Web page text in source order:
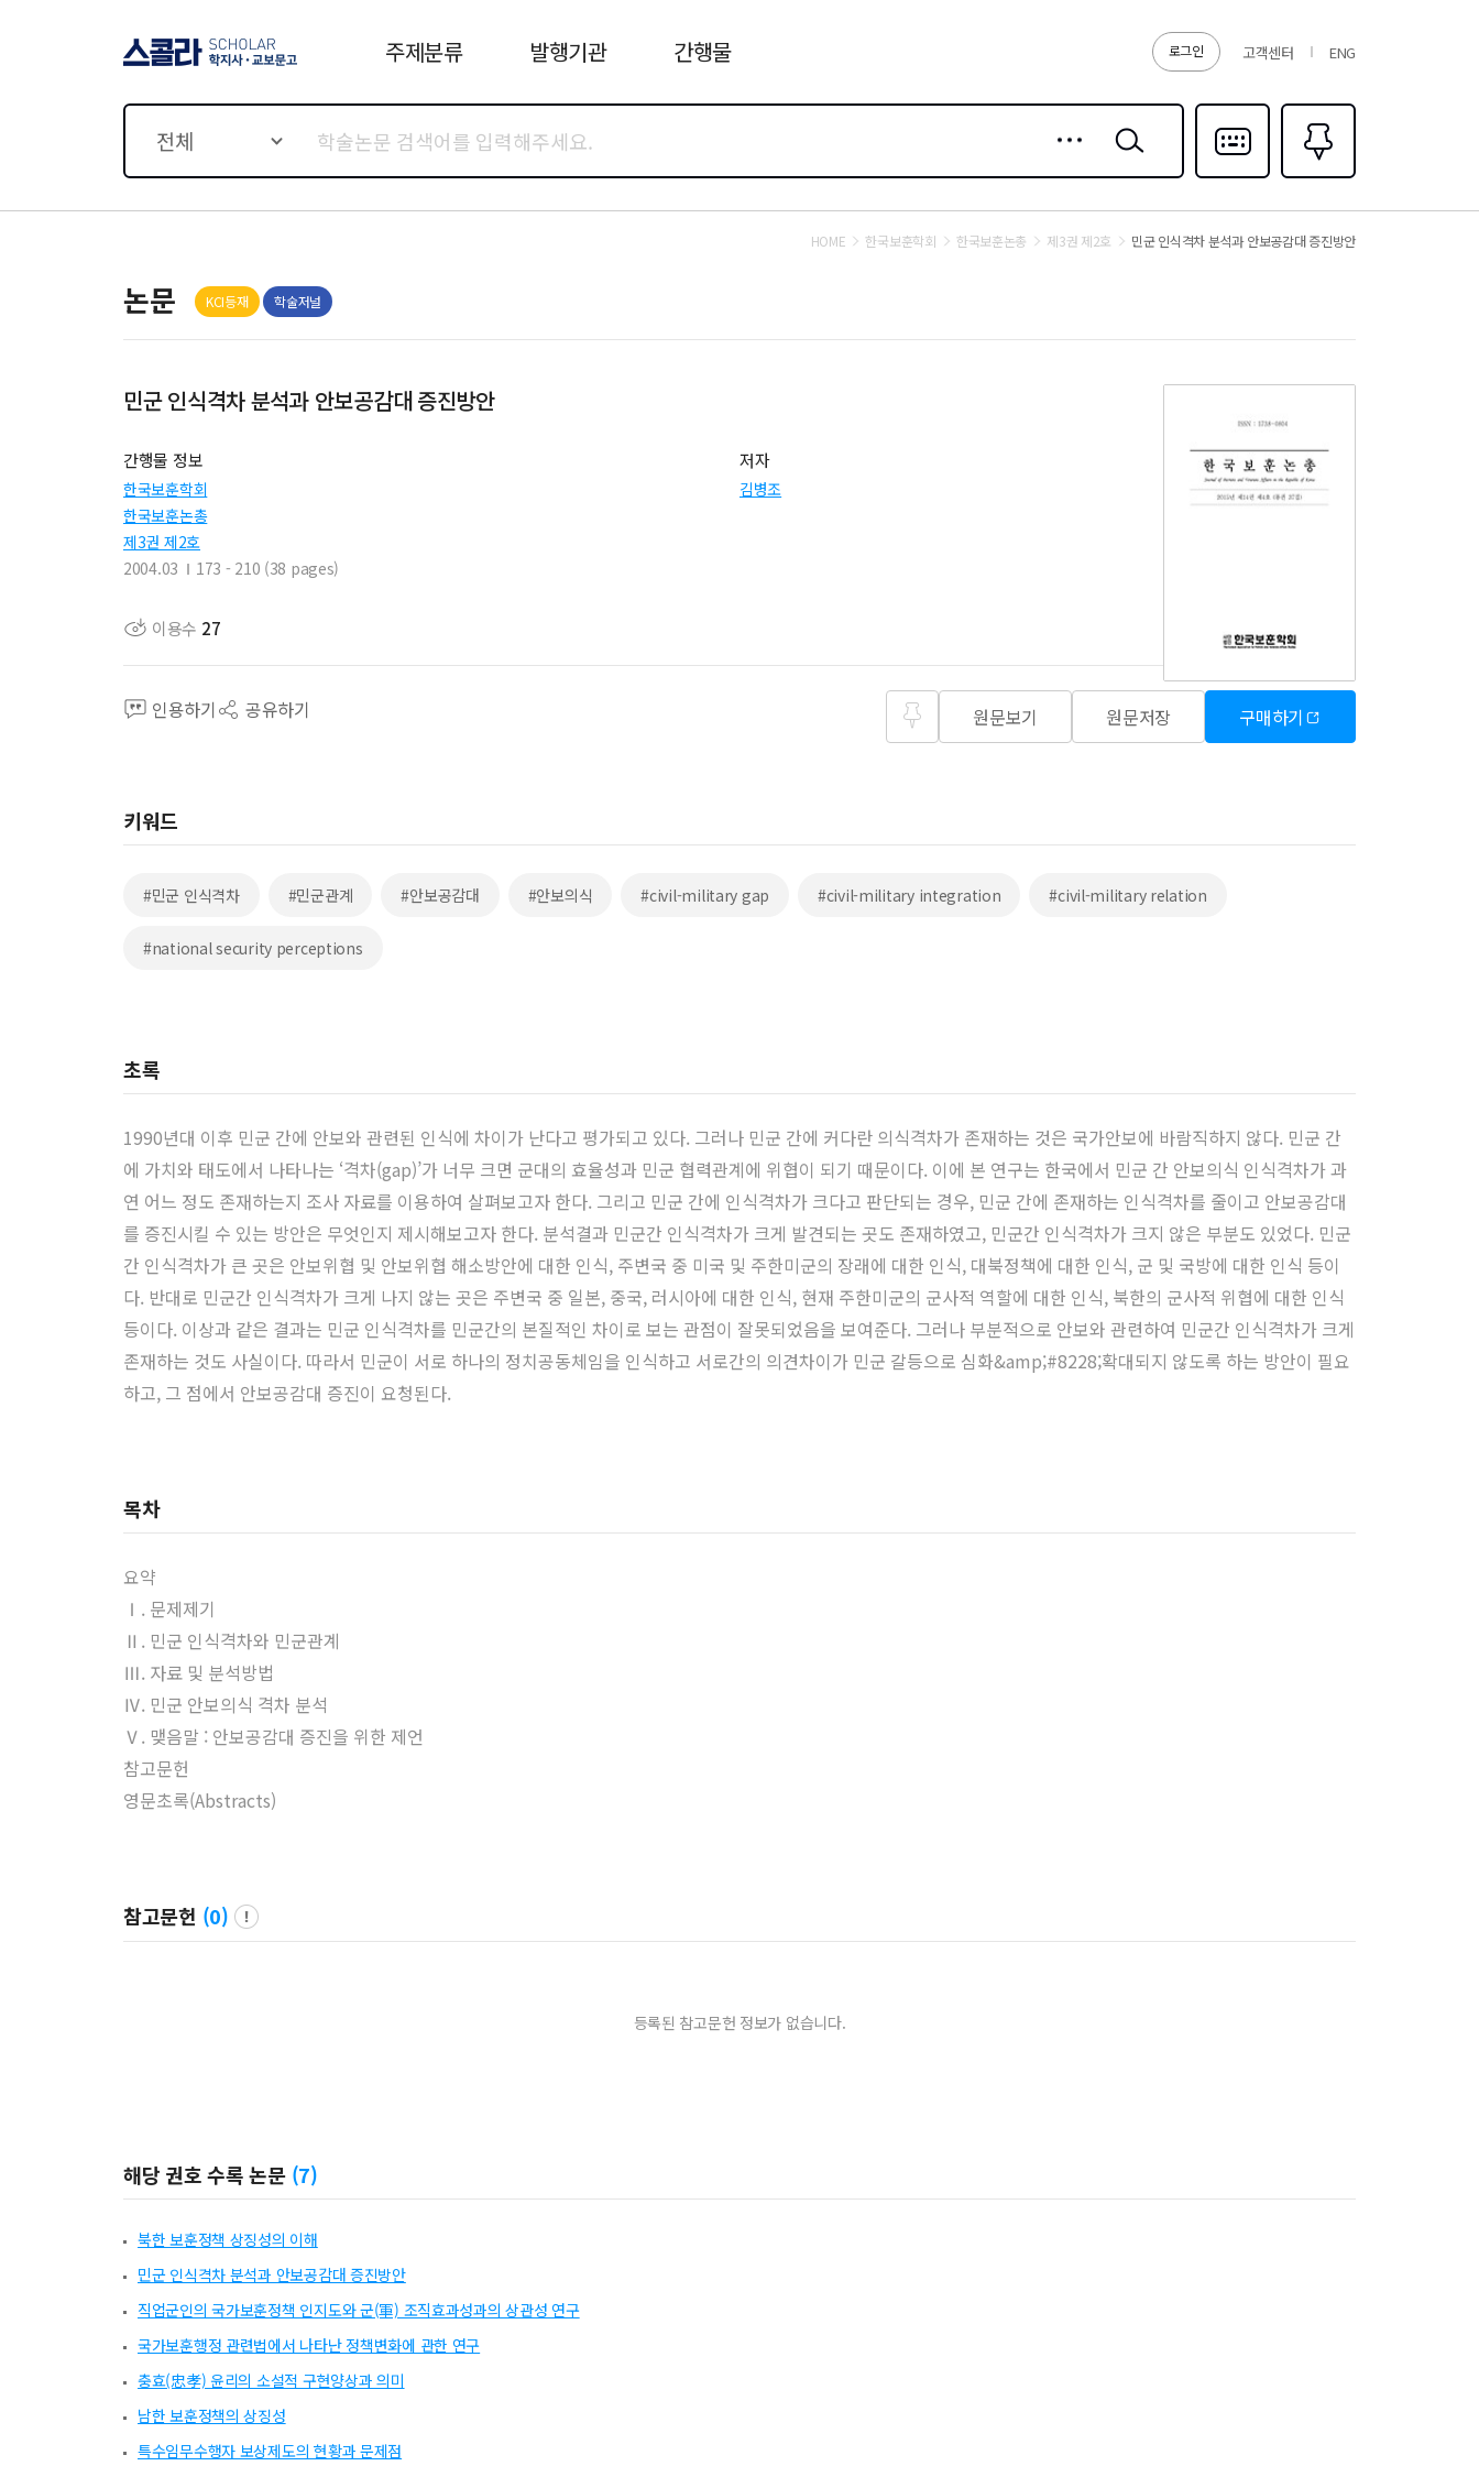
로그인 고객센터 ENG
주제분류 발행기관 간행물
전체
검색
다국어입력
즐겨찾기0
HOME 한국보훈학회 한국보훈논총 제3권 제2호 민군 인식격차 분석과 안보공감대 증진방안
논문 KCI등재 학술저널
민군 인식격차 분석과 안보공감대 증진방안
간행물 정보
한국보훈학회
한국보훈논총
제3권 제2호
2004.03
173 - 210 (38 pages)
저자
김병조
이용수 27
인용하기 공유하기 원문보기 원문저장 구매하기
키워드
#민군 인식격차 #민군관계 #안보공감대 #안보의식 #civil-military gap #civil-military integration #civil-military relation
#national security perceptions
초록
1990년대 이후 민군 간에 안보와 관련된 인식에 차이가 난다고 평가되고 있다. 그러나 민군 간에 커다란 의식격차가 존재하는 것은 국가안보에 바람직하지 않다. 민군 간
에 가치와 태도에서 나타나는 ‘격차(gap)’가 너무 크면 군대의 효율성과 민군 협력관계에 위협이 되기 때문이다. 이에 본 연구는 한국에서 민군 간 안보의식 인식격차가 과
연 어느 정도 존재하는지 조사 자료를 이용하여 살펴보고자 한다. 그리고 민군 간에 인식격차가 크다고 판단되는 경우, 민군 간에 존재하는 인식격차를 줄이고 안보공감대
를 증진시킬 수 있는 방안은 무엇인지 제시해보고자 한다. 분석결과 민군간 인식격차가 크게 발견되는 곳도 존재하였고, 민군간 인식격차가 크지 않은 부분도 있었다. 민군
간 인식격차가 큰 곳은 안보위협 및 안보위협 해소방안에 대한 인식, 주변국 중 미국 및 주한미군의 장래에 대한 인식, 대북정책에 대한 인식, 군 및 국방에 대한 인식 등이
다. 반대로 민군간 인식격차가 크게 나지 않는 곳은 주변국 중 일본, 중국, 러시아에 대한 인식, 현재 주한미군의 군사적 역할에 대한 인식, 북한의 군사적 위협에 대한 인식
등이다. 이상과 같은 결과는 민군 인식격차를 민군간의 본질적인 차이로 보는 관점이 잘못되었음을 보여준다. 그러나 부분적으로 안보와 관련하여 민군간 인식격차가 크게
존재하는 것도 사실이다. 따라서 민군이 서로 하나의 정치공동체임을 인식하고 서로간의 의견차이가 민군 갈등으로 심화&amp;#8228;확대되지 않도록 하는 방안이 필요
하고, 그 점에서 안보공감대 증진이 요청된다.
목차
요약
Ⅰ. 문제제기
Ⅱ. 민군 인식격차와 민군관계
Ⅲ. 자료 및 분석방법
Ⅳ. 민군 안보의식 격차 분석
Ⅴ. 맺음말 : 안보공감대 증진을 위한 제언
참고문헌
영문초록(Abstracts)
참고문헌 (0)
등록된 참고문헌 정보가 없습니다.
해당 권호 수록 논문 (7)
북한 보훈정책 상징성의 이해
민군 인식격차 분석과 안보공감대 증진방안
직업군인의 국가보훈정책 인지도와 군(軍) 조직효과성과의 상관성 연구
국가보훈행정 관련법에서 나타난 정책변화에 관한 연구
충효(忠孝) 윤리의 소설적 구현양상과 의미
남한 보훈정책의 상징성
특수임무수행자 보상제도의 현황과 문제점